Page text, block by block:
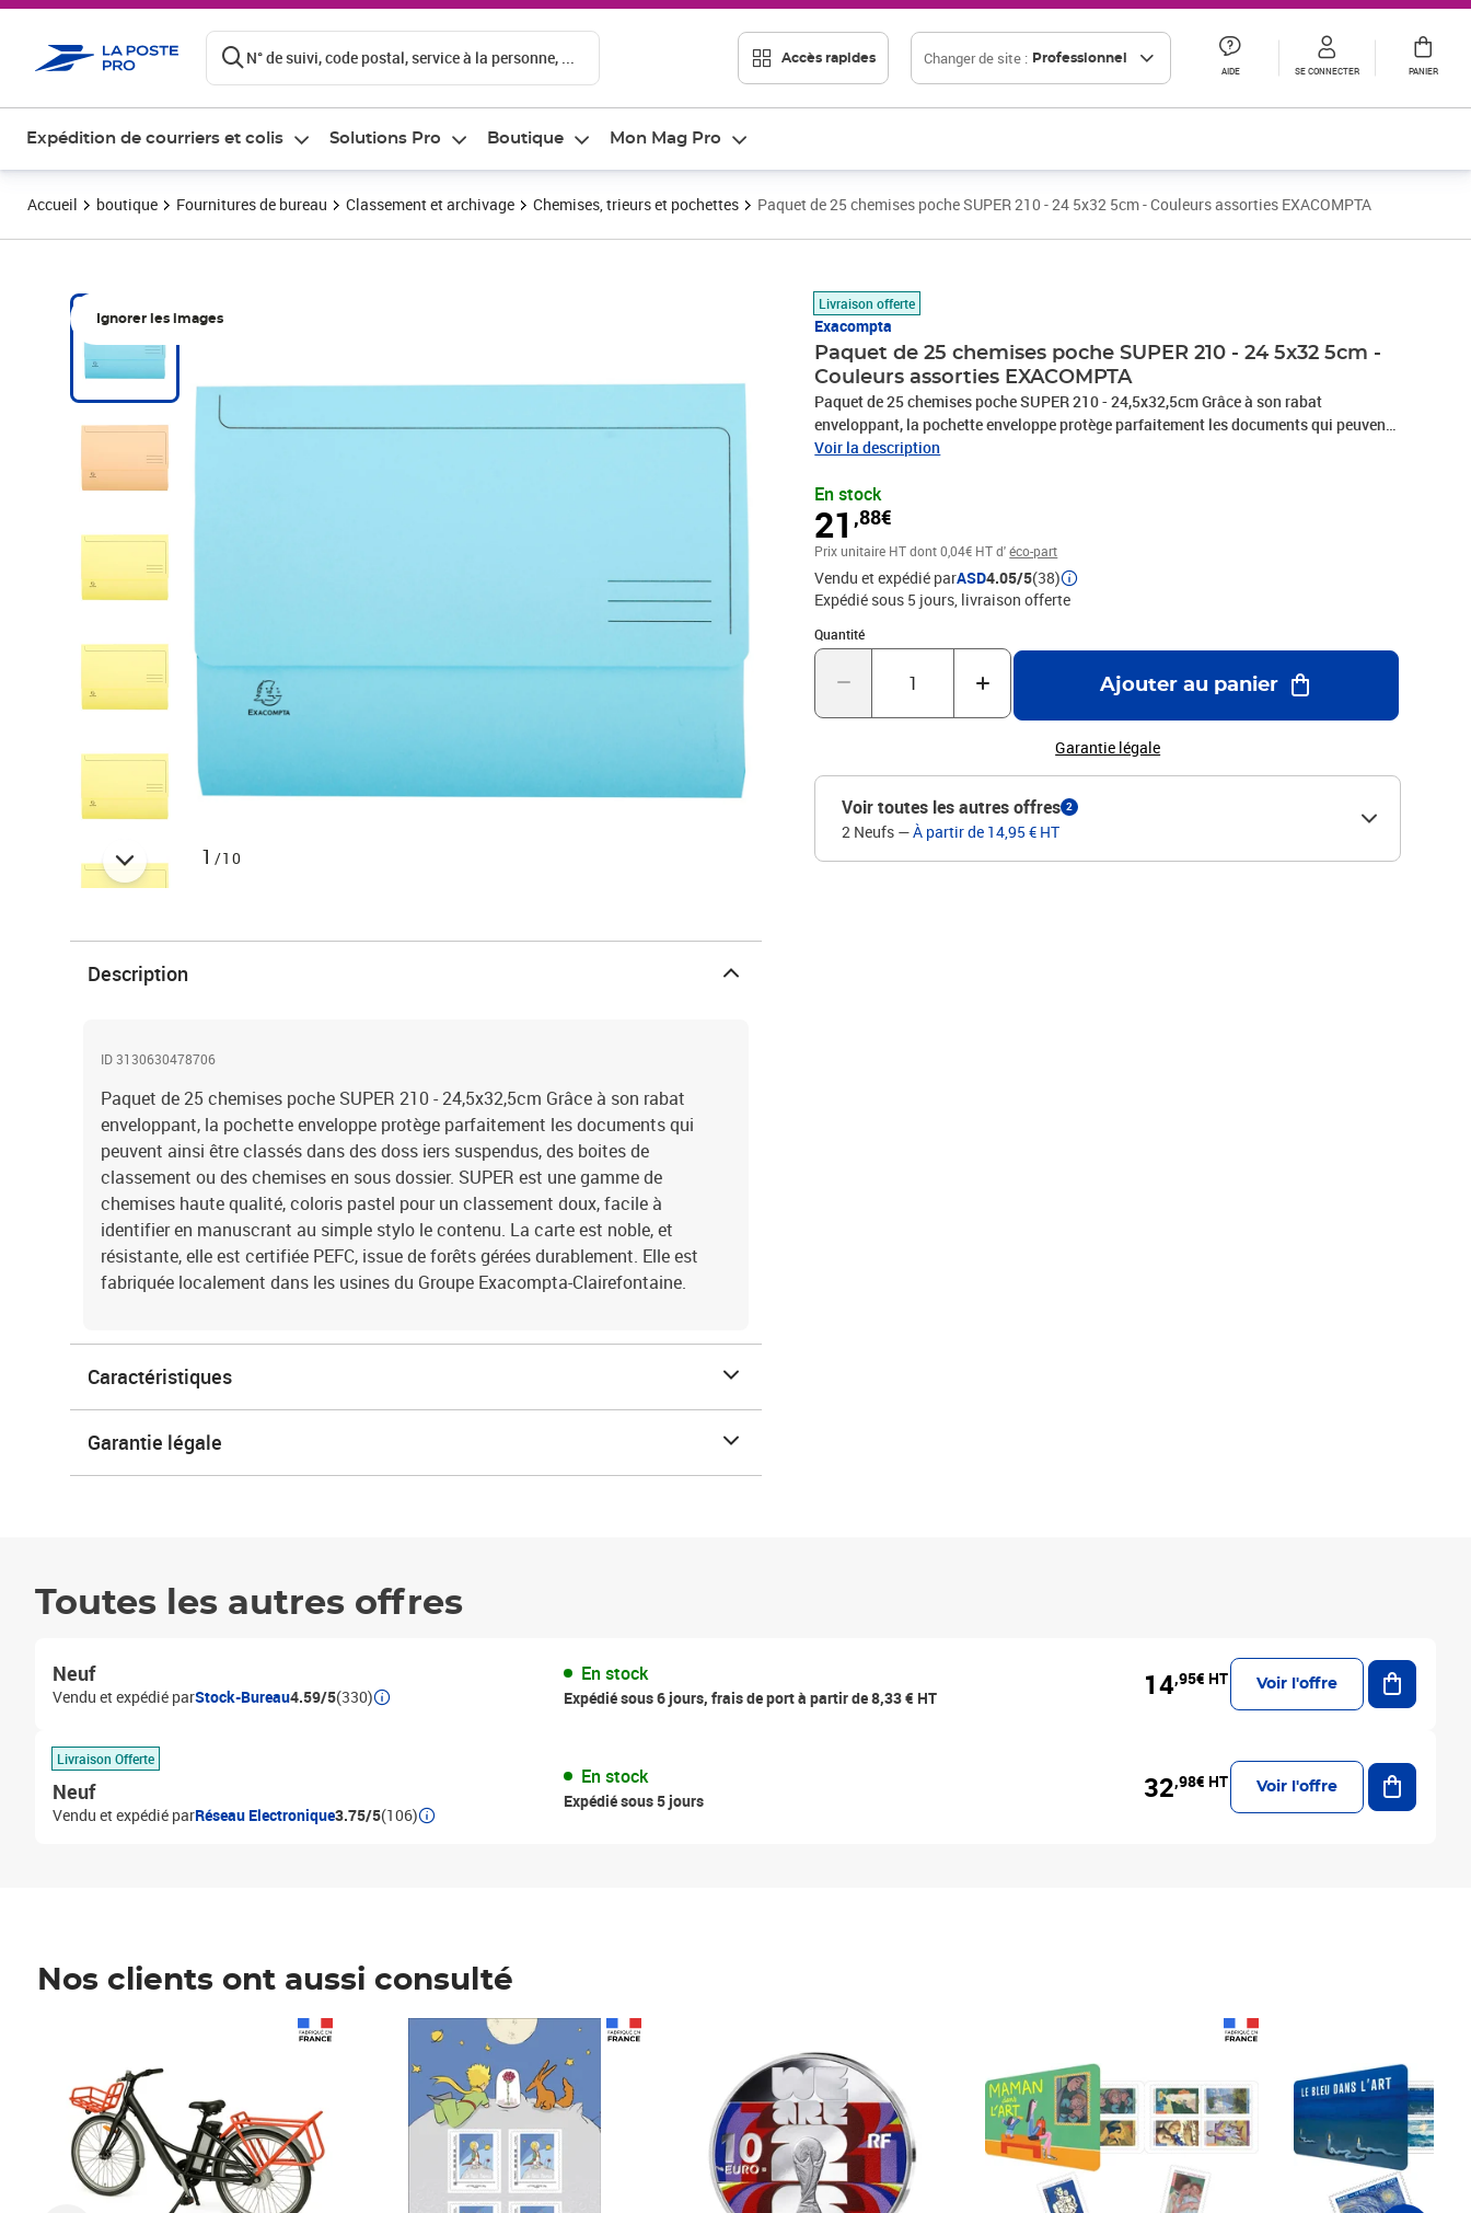
N° de suivi, code postal, service à la personne, ... Accès rapides Changer de site : Professionnel
AIDE SE CONNECTER PANIER
Expédition de courriers et colis Solutions Pro Boutique Mon Mag Pro
Accueil boutique Fournitures de bureau Classement et archivage Chemises, trieurs et pochettes Paquet de 25 chemises poche SUPER 210 - 24 5x32 5cm - Couleurs assorties EXACOMPTA
Ignorer les images
1 /10
Livraison offerte
Exacompta
Paquet de 25 chemises poche SUPER 210 - 24 5x32 5cm -
Couleurs assorties EXACOMPTA
Paquet de 25 chemises poche SUPER 210 - 24,5x32,5cm Grâce à son rabat
enveloppant, la pochette enveloppe protège parfaitement les documents qui peuvent
ainsi être classés dans des doss iers suspendus, des boites de classement ou des
pastel pour un classement doux, facile à identifier en manuscrant au simple stylo le
contenu. La carte est noble, et résistante, elle est certifiée PEFC, issue de forêts gérées
durablement. Elle est fabriquée localement dans les usines du Groupe Exacompta-
Clairefontaine.
Voir la description
En stock
21,88€
Prix 21,88€
Prix unitaire HTdont 0,04€ HT d'éco-part
Vendu et expédié parASD4.05/5(38)
Expédié sous 5 jours livraison offerte
Quantité
Quantité : 1
Ajouter au panier
Garantie légale
Voir toutes les autres offres 2
2 Neufs —À partir de 14,95 € HT
Description
ID 3130630478706
Paquet de 25 chemises poche SUPER 210 - 24,5x32,5cm Grâce à son rabat
enveloppant, la pochette enveloppe protège parfaitement les documents qui
peuvent ainsi être classés dans des doss iers suspendus, des boites de
classement ou des chemises en sous dossier. SUPER est une gamme de
chemises haute qualité, coloris pastel pour un classement doux, facile à
identifier en manuscrant au simple stylo le contenu. La carte est noble, et
résistante, elle est certifiée PEFC, issue de forêts gérées durablement. Elle est
fabriquée localement dans les usines du Groupe Exacompta-Clairefontaine.
Caractéristiques
Garantie légale
Toutes les autres offres
Neuf
Vendu et expédié parStock-Bureau4.59/5(330)
En stock
Expédié sous 6 jours, frais de port à partir de 8,33 € HT 14,95€ HT Voir l'offre
Ajouter
Livraison Offerte
Neuf
Vendu et expédié parRéseau Electronique3.75/5(106)
En stock
Expédié sous 5 jours 32,98€ HT Voir l'offre
Ajouter
Nos clients ont aussi consulté
Prix 6,25€ HT